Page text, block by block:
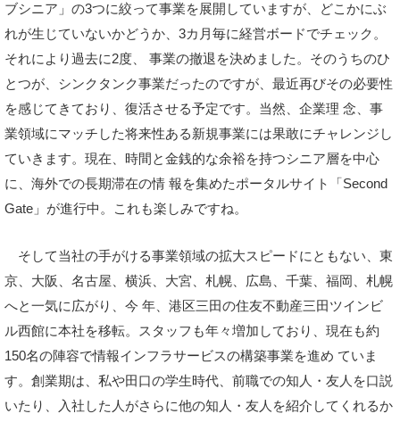
ブシニア」の3つに絞って事業を展開していますが、どこかにぶ
れが生じていないかどうか、3カ月毎に経営ボードでチェック。
それにより過去に2度、 事業の撤退を決めました。そのうちのひ
とつが、シンクタンク事業だったのですが、最近再びその必要性
を感じてきており、復活させる予定です。当然、企業理 念、事
業領域にマッチした将来性ある新規事業には果敢にチャレンジし
ていきます。現在、時間と金銭的な余裕を持つシニア層を中心
に、海外での長期滞在の情 報を集めたポータルサイト「Second
Gate」が進行中。これも楽しみですね。
そして当社の手がける事業領域の拡大スピードにともない、東
京、大阪、名古屋、横浜、大宮、札幌、広島、千葉、福岡、札幌
へと一気に広がり、今 年、港区三田の住友不動産三田ツインビ
ル西館に本社を移転。スタッフも年々増加しており、現在も約
150名の陣容で情報インフラサービスの構築事業を進め ていま
す。創業期は、私や田口の学生時代、前職での知人・友人を口説
いたり、入社した人がさらに他の知人・友人を紹介してくれるか